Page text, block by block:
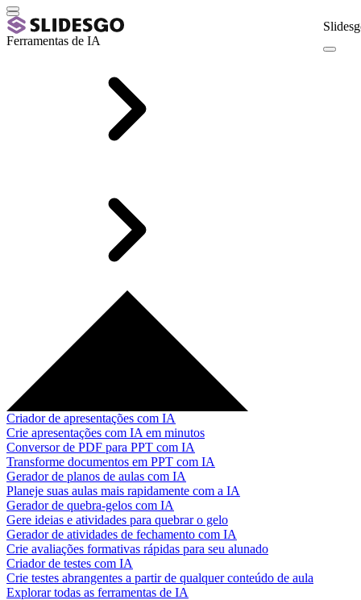
Ferramentas de IA
Criador de apresentações com IA
Crie apresentações com IA em minutos
Conversor de PDF para PPT com IA
Transforme documentos em PPT com IA
Gerador de planos de aulas com IA
Planeje suas aulas mais rapidamente com a IA
Gerador de quebra-gelos com IA
Gere ideias e atividades para quebrar o gelo
Gerador de atividades de fechamento com IA
Crie avaliações formativas rápidas para seu alunado
Criador de testes com IA
Crie testes abrangentes a partir de qualquer conteúdo de aula
Explorar todas as ferramentas de IA